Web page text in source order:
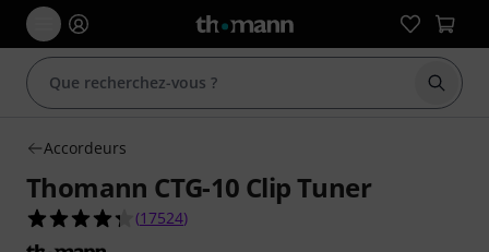
Accordeurs
Thomann CTG-10 Clip Tuner
4.3 étoiles sur 5 d'après 17524 évaluations
(17524)